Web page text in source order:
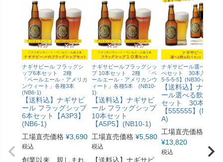
ナギサビール フラッグシ
ップ6本セット 2種
「ペールエール・アメリカ
ンウィート」各種3本
(NB6-1)
【送料込】ナギサビ
ール フラッグシップ
6本セット【A3P3】
(NB6-1)
工場直売価格 ¥3,690
税込
創業以来、親しまれ
ナギサビールフラッグシッ
プ 10本セット 2種 「ペ
ールエール・アメリカンウ
ィート」各種5本 (NB10-
1)
【送料込】ナギサビ
ール フラッグシップ
10本セット
【A5P5】(NB10-1)
工場直売価格 ¥5,580
税込
【送料込】ナギサビ
ナギサビール選べる飲み
べセット 30本入り【5-
5-5-5-5】(NB30-A)
【送料込】ナギサ
ール選べる飲み比
セット 30本入り
【555555】(NB30-
A)
工場直売価格
¥13,820
税込